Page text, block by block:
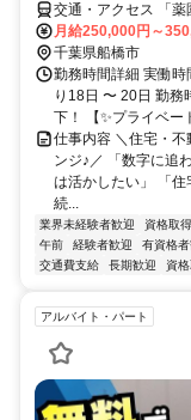
交通・アクセス 「
月給250,000円～
千葉県船橋市
勤務時間詳細 実働
り18日 〜 20日 勤
下！ 【✨プライベー
仕事内容 ＼住宅・
ンジ♪／ 「数字に追
は活かしたい」 「住
続...
業界未経験者歓迎 資格取
午前
経験者歓迎 有資格
交通費支給
長期歓迎 資
アルバイト・パート